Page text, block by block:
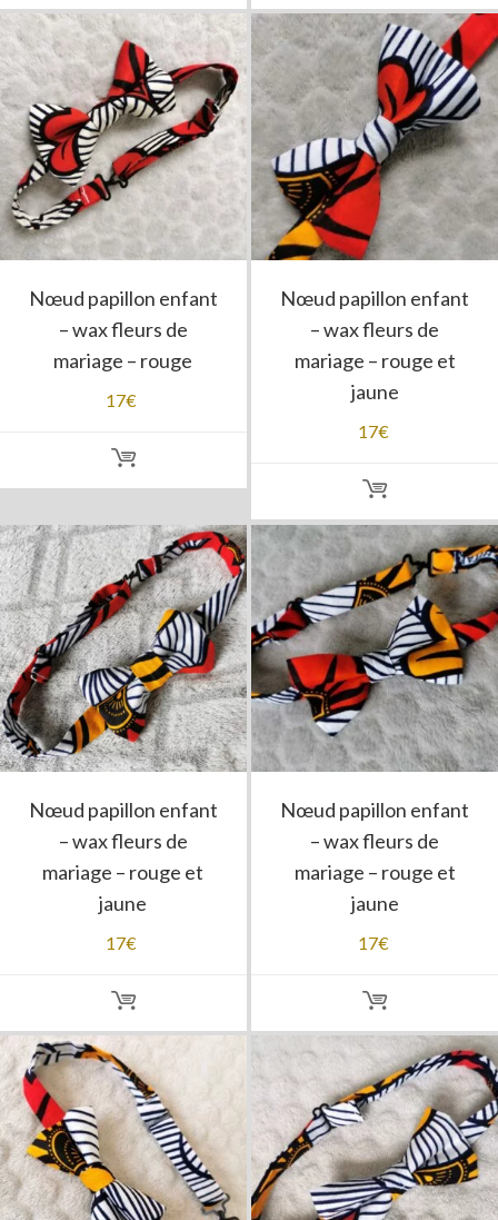
Nœud papillon enfant
– wax fleurs de
mariage – rouge
17€
Nœud papillon enfant
– wax fleurs de
mariage – rouge et
jaune
17€
Nœud papillon enfant
– wax fleurs de
mariage – rouge et
jaune
17€
Nœud papillon enfant
– wax fleurs de
mariage – rouge et
jaune
17€